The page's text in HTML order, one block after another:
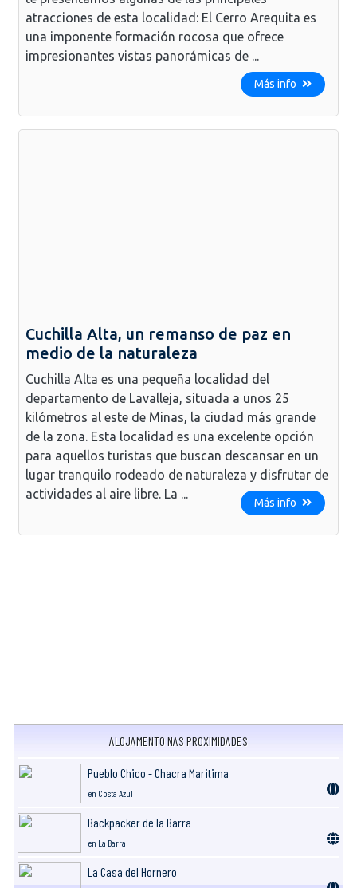
atracciones de esta localidad: El Cerro Arequita es
una imponente formación rocosa que ofrece
impresionantes vistas panorámicas de ...
Más info
Cuchilla Alta, un remanso de paz en
medio de la naturaleza
Cuchilla Alta es una pequeña localidad del
departamento de Lavalleja, situada a unos 25
kilómetros al este de Minas, la ciudad más grande
de la zona. Esta localidad es una excelente opción
para aquellos turistas que buscan descansar en un
lugar tranquilo rodeado de naturaleza y disfrutar de
actividades al aire libre. La ...
Más info
ALOJAMENTO NAS PROXIMIDADES
Pueblo Chico - Chacra Maritima
en Costa Azul
Backpacker de la Barra
en La Barra
La Casa del Hornero